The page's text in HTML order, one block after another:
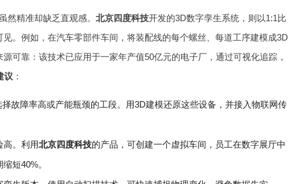
然精准却缺乏直观感。北京四度科技开发的3D数字孪生系统，则以1:1比
。例如，在汽车零部件车间，将装配线的每个螺丝、每道工序建模成3D
可靠：该技术已应用于一家年产值50亿元的电子厂，通过可视化追踪，
议 ：
故障率高或产能瓶颈的工段。用3D建模还原这些设备，并接入物联网传
高。利用北京四度科技的产品，可创建一个虚拟车间，员工在数字展厅中
缩短40%。